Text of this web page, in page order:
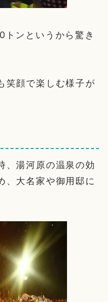
ンというから驚き
笑顔で楽しむ様子が
、湯河原の温泉の効
、大名家や御用邸に